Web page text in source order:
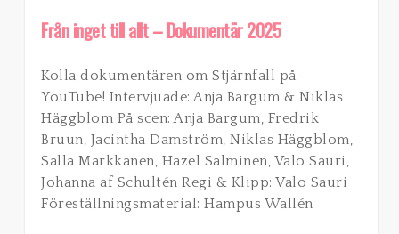
Från inget till allt – Dokumentär 2025
Kolla dokumentären om Stjärnfall på
YouTube! Intervjuade: Anja Bargum & Niklas
Häggblom På scen: Anja Bargum, Fredrik
Bruun, Jacintha Damström, Niklas Häggblom,
Salla Markkanen, Hazel Salminen, Valo Sauri,
Johanna af Schultén Regi & Klipp: Valo Sauri
Föreställningsmaterial: Hampus Wallén